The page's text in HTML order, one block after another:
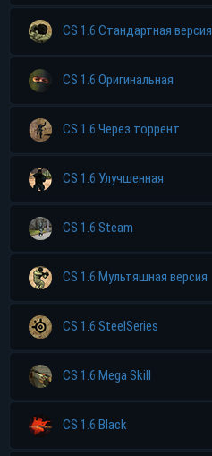
CS 1.6 Стандартная версия
CS 1.6 Оригинальная
CS 1.6 Через торрент
CS 1.6 Улучшенная
CS 1.6 Steam
CS 1.6 Мультяшная версия
CS 1.6 SteelSeries
CS 1.6 Mega Skill
CS 1.6 Black